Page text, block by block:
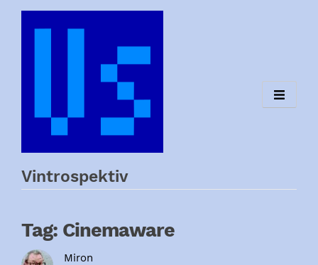
Skip
Vintrospektiv
Tag: Cinemaware
Miron